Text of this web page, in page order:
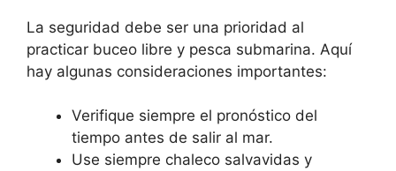
La seguridad debe ser una prioridad al
practicar buceo libre y pesca submarina. Aquí
hay algunas consideraciones importantes:
Verifique siempre el pronóstico del
tiempo antes de salir al mar.
Use siempre chaleco salvavidas y